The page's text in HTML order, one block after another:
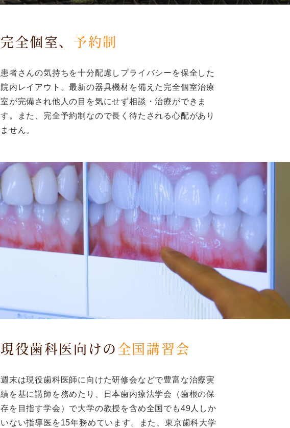
完全個室、 予約制
患者さんの気持ちを十分配慮しプライバシーを保全した
院内レイアウト。最新の器具機材を備えた完全個室治療
室が完備され他人の目を気にせず相談・治療ができま
す。また、完全予約制なので長く待たされる心配があり
ません。
現役歯科医向けの全国講習会
週末は現役歯科医師に向けた研修会などで豊富な治療実
績を基に講師を務めたり、日本歯内療法学会（歯根の保
存を目指す学会）で大学の教授を含め全国でも49人しか
いない指導医を15年務めています。また、東京歯科大学